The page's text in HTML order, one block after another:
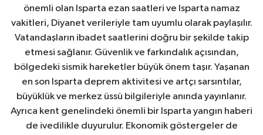
önemli olan Isparta ezan saatleri ve Isparta namaz
vakitleri, Diyanet verileriyle tam uyumlu olarak paylaşılır.
Vatandaşların ibadet saatlerini doğru bir şekilde takip
etmesi sağlanır. Güvenlik ve farkındalık açısından,
bölgedeki sismik hareketler büyük önem taşır. Yaşanan
en son Isparta deprem aktivitesi ve artçı sarsıntılar,
büyüklük ve merkez üssü bilgileriyle anında yayınlanır.
Ayrıca kent genelindeki önemli bir Isparta yangın haberi
de ivedilikle duyurulur. Ekonomik göstergeler de